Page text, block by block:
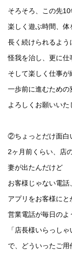
そろそろ、この先10
楽しく遊ぶ時間、体
長く続けられるよう
怪我を治し、更に仕
そして楽しく仕事が
一歩前に進むための
よろしくお願いいた
②ちょっとだけ面白
2ヶ月前くらい、店
妻が出たんだけど
お客様じゃない電
アプリをお客様にと
営業電話が毎日の
「店長様いらっしゃ
で、どういったご用